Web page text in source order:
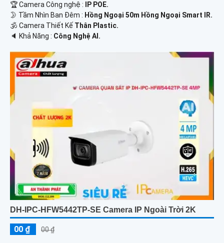
🏆 Camera Công nghệ :
IP POE.
🌛 Tầm Nhìn Ban Đêm : Hồng Ngoại 50m Hồng Ngoại Smart IR.
🕉️ Camera Thiết Kế Thân Plastic.
️🔈 Khả Năng : Công Nghệ AI.
DH-IPC-HFW5442TP-SE Camera IP Ngoài Trời 2K
00 ₫ 00 ₫